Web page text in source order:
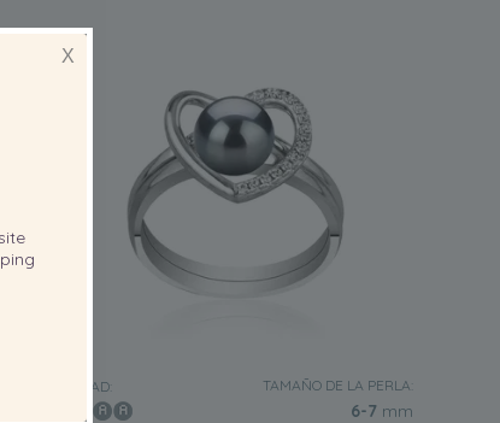
CALIDAD: TAMAÑO DE LA PERLA:
6-7 mm
X